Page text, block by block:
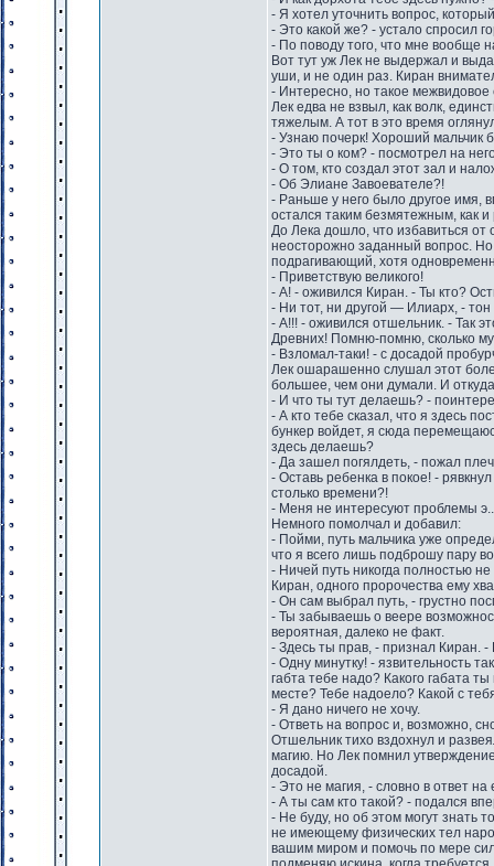
- Я хотел уточнить вопрос,
- Это какой же? - устало спросил
- По поводу того, что мне вообще
Вот тут уж Лек не выдержал и
уши, и не один раз. Киран
- Интересно, но такое
Лек едва не взвыл, как волк,
тяжелым. А тот в это время
- Узнаю почерк! Хороший мальчик
- Это ты о ком? - посмотрел на
- О том, кто создал этот зал и
- Об Элиане Завоевателе?!
- Раньше у него было другое имя,
остался таким безмятежным, как
До Лека дошло, что избавиться от
неосторожно заданный вопрос. Но
подрагивающий, хотя
- Приветствую великого!
- А! - оживился Киран. - Ты кто?
- Ни тот, ни другой — Илиарх, -
- А!!! - оживился отшельник. - Так
Древних! Помню-помню, сколько
- Взломал-таки! - с досадой
Лек ошарашенно слушал этот
большее, чем они думали. И
- И что ты тут делаешь? -
- А кто тебе сказал, что я здесь
бункер войдет, я сюда
здесь делаешь?
- Да зашел погялдеть, - пожал
- Оставь ребенка в покое! -
столько времени?!
- Меня не интересуют проблемы
Немного помолчал и добавил:
- Пойми, путь мальчика уже
что я всего лишь подброшу пару
- Ничей путь никогда полностью
Киран, одного пророчества ему
- Он сам выбрал путь, - грустно
- Ты забываешь о веере
вероятная, далеко не факт.
- Здесь ты прав, - признал Киран.
- Одну минутку! - язвительность
габта тебе надо? Какого габата
месте? Тебе надоело? Какой с
- Я дано ничего не хочу.
- Ответь на вопрос и, возможно,
Отшельник тихо вздохнул и
магию. Но Лек помнил
досадой.
- Это не магия, - словно в ответ
- А ты сам кто такой? - подался
- Не буду, но об этом могут знать
не имеющему физических тел
вашим миром и помочь по мере